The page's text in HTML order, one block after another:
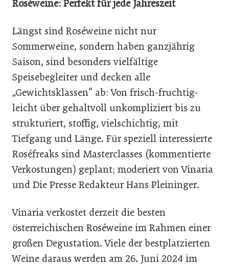
Roséweine: Perfekt für jede Jahreszeit
Längst sind Roséweine nicht nur
Sommerweine, sondern haben ganzjährig
Saison, sind besonders vielfältige
Speisebegleiter und decken alle
„Gewichtsklassen“ ab: Von frisch-fruchtig-
leicht über gehaltvoll unkompliziert bis zu
strukturiert, stoffig, vielschichtig, mit
Tiefgang und Länge. Für speziell interessierte
Roséfreaks sind Masterclasses (kommentierte
Verkostungen) geplant; moderiert von Vinaria
und Die Presse Redakteur Hans Pleininger.
Vinaria verkostet derzeit die besten
österreichischen Roséweine im Rahmen einer
großen Degustation. Viele der bestplatzierten
Weine daraus werden am 26. Juni 2024 im